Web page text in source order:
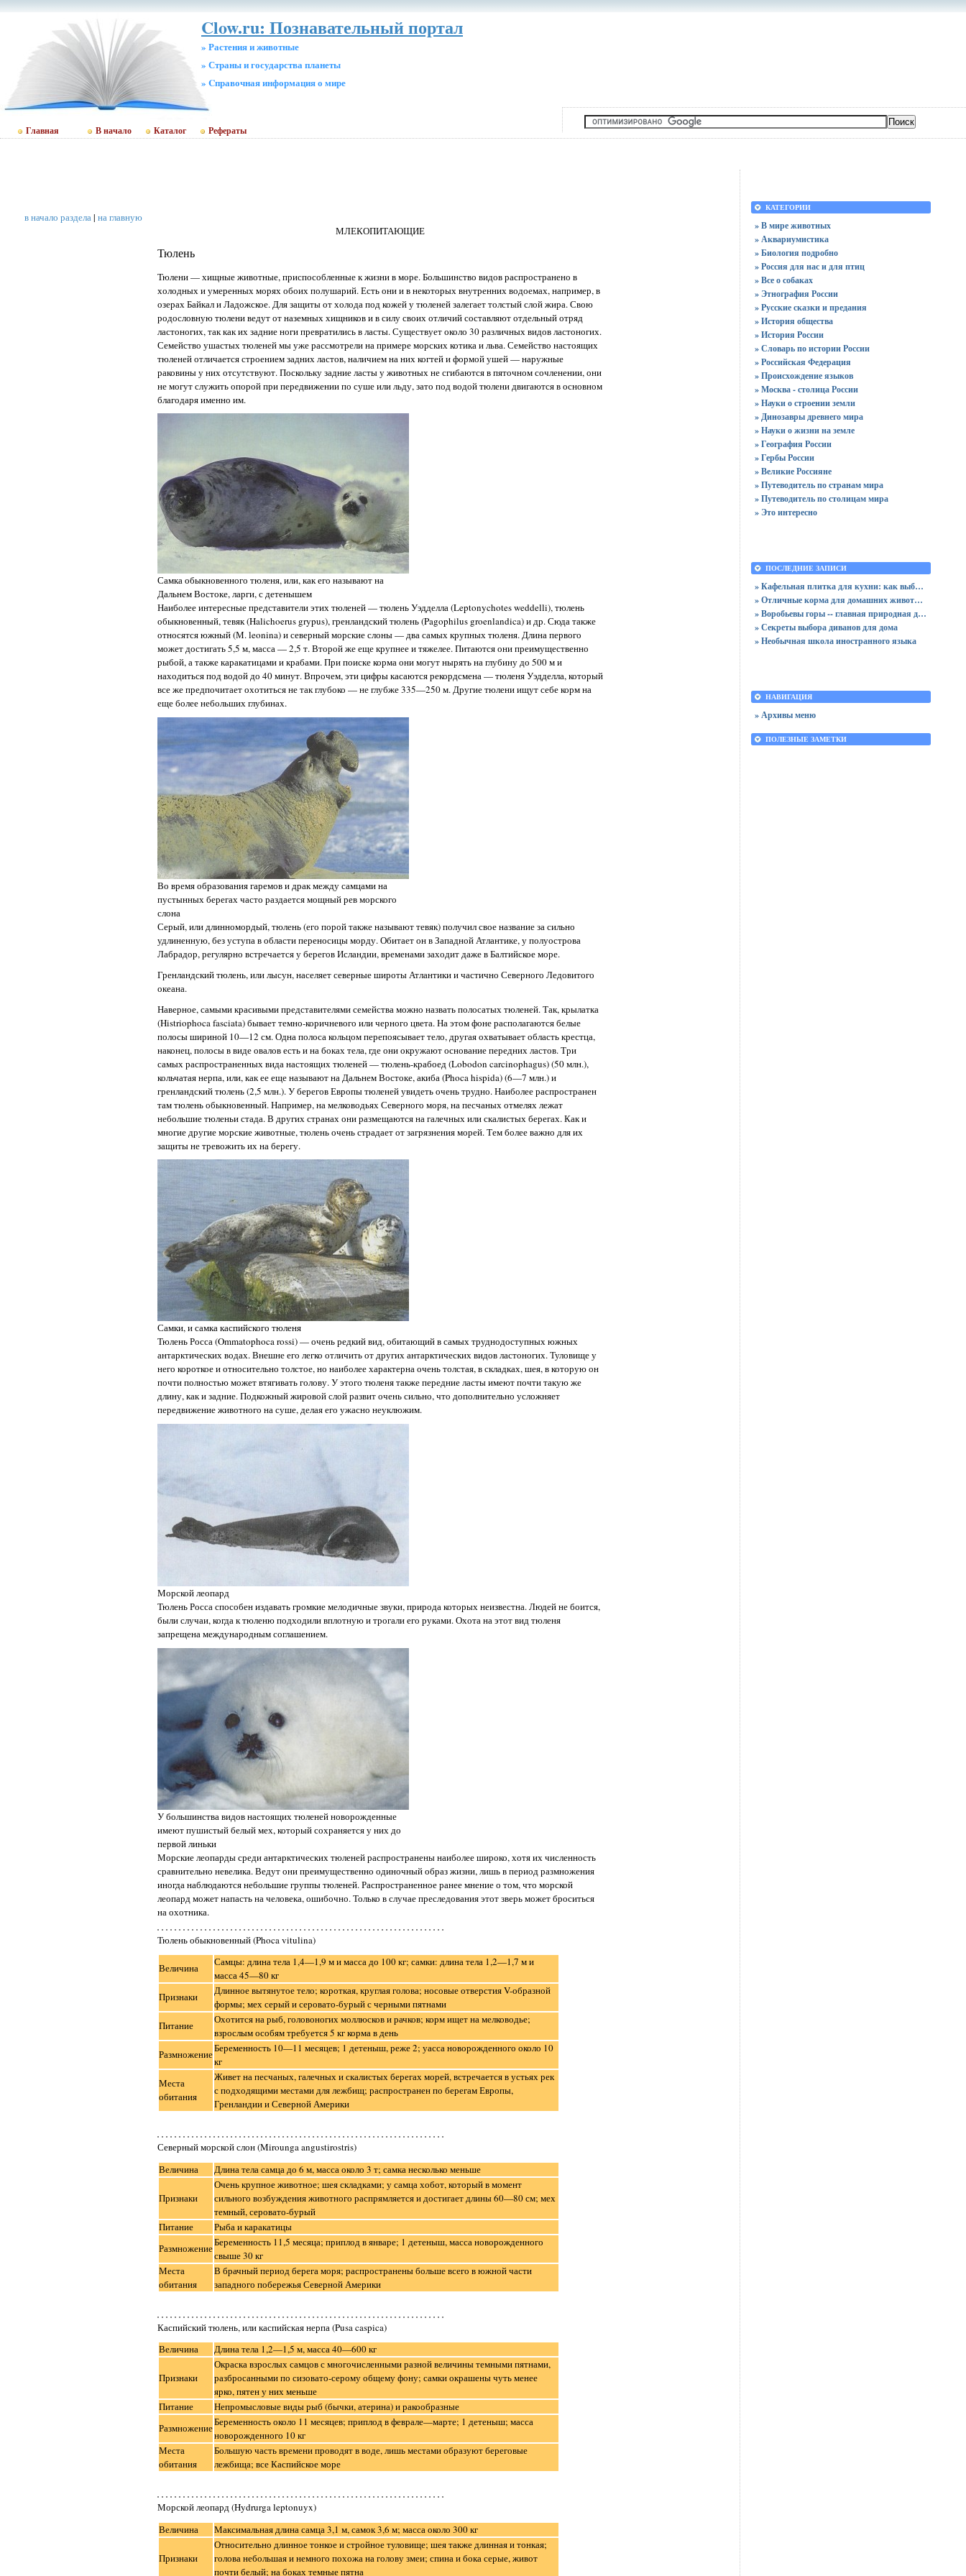
Clow.ru: Познавательный портал
» Растения и животные
» Страны и государства планеты
» Cправочная информация о мире
Главная В начало Каталог Рефераты
в начало раздела| на главную
МЛЕКОПИТАЮЩИЕ
Тюлень
Тюлени — хищные животные, приспособленные к жизни в море. Большинство видов распространено в
холодных и умеренных морях обоих полушарий. Есть они и в некоторых внутренних водоемах, например, в
озерах Байкал и Ладожское. Для защиты от холода под кожей у тюленей залегает толстый слой жира. Свою
родословную тюлени ведут от наземных хищников и в силу своих отличий составляют отдельный отряд
ластоногих, так как их задние ноги превратились в ласты. Существует около 30 различных видов ластоногих.
Семейство ушастых тюленей мы уже рассмотрели на примере морских котика и льва. Семейство настоящих
тюленей отличается строением задних ластов, наличием на них когтей и формой ушей — наружные
раковины у них отсутствуют. Поскольку задние ласты у животных не сгибаются в пяточном сочленении, они
не могут служить опорой при передвижении по суше или льду, зато под водой тюлени двигаются в основном
благодаря именно им.
Самка обыкновенного тюленя, или, как его называют на
Дальнем Востоке, ларги, с детенышем
Наиболее интересные представители этих тюленей — тюлень Уэдделла (Leptonychotes weddelli), тюлень
обыкновенный, тевяк (Halichoerus grypus), гренландский тюлень (Pagophilus groenlandica) и др. Сюда также
относятся южный (М. leonina) и северный морские слоны — два самых крупных тюленя. Длина первого
может достигать 5,5 м, масса — 2,5 т. Второй же еще крупнее и тяжелее. Питаются они преимущественно
рыбой, а также каракатицами и крабами. При поиске корма они могут нырять на глубину до 500 м и
находиться под водой до 40 минут. Впрочем, эти цифры касаются рекордсмена — тюленя Уэдделла, который
все же предпочитает охотиться не так глубоко — не глубже 335—250 м. Другие тюлени ищут себе корм на
еще более небольших глубинах.
Во время образования гаремов и драк между самцами на
пустынных берегах часто раздается мощный рев морского
слона
Серый, или длинномордый, тюлень (его порой также называют тевяк) получил свое название за сильно
удлиненную, без уступа в области переносицы морду. Обитает он в Западной Атлантике, у полуострова
Лабрадор, регулярно встречается у берегов Исландии, временами заходит даже в Балтийское море.
Гренландский тюлень, или лысун, населяет северные широты Атлантики и частично Северного Ледовитого
океана.
Наверное, самыми красивыми представителями семейства можно назвать полосатых тюленей. Так, крылатка
(Histriophoca fasciata) бывает темно-коричневого или черного цвета. На этом фоне располагаются белые
полосы шириной 10—12 см. Одна полоса кольцом перепоясывает тело, другая охватывает область крестца,
наконец, полосы в виде овалов есть и на боках тела, где они окружают основание передних ластов. Три
самых распространенных вида настоящих тюленей — тюлень-крабоед (Lobodon carcinophagus) (50 млн.),
кольчатая нерпа, или, как ее еще называют на Дальнем Востоке, акиба (Phoca hispida) (6—7 млн.) и
гренландский тюлень (2,5 млн.). У берегов Европы тюленей увидеть очень трудно. Наиболее распространен
там тюлень обыкновенный. Например, на мелководьях Северного моря, на песчаных отмелях лежат
небольшие тюленьи стада. В других странах они размещаются на галечных или скалистых берегах. Как и
многие другие морские животные, тюлень очень страдает от загрязнения морей. Тем более важно для их
защиты не тревожить их на берегу.
Самки, и самка каспийского тюленя
Тюлень Росса (Ommatophoca rossi) — очень редкий вид, обитающий в самых труднодоступных южных
антарктических водах. Внешне его легко отличить от других антарктических видов ластоногих. Туловище у
него короткое и относительно толстое, но наиболее характерна очень толстая, в складках, шея, в которую он
почти полностью может втягивать голову. У этого тюленя также передние ласты имеют почти такую же
длину, как и задние. Подкожный жировой слой развит очень сильно, что дополнительно усложняет
передвижение животного на суше, делая его ужасно неуклюжим.
Морской леопард
Тюлень Росса способен издавать громкие мелодичные звуки, природа которых неизвестна. Людей не боится,
были случаи, когда к тюленю подходили вплотную и трогали его руками. Охота на этот вид тюленя
запрещена международным соглашением.
У большинства видов настоящих тюленей новорожденные
имеют пушистый белый мех, который сохраняется у них до
первой линьки
Морские леопарды среди антарктических тюленей распространены наиболее широко, хотя их численность
сравнительно невелика. Ведут они преимущественно одиночный образ жизни, лишь в период размножения
иногда наблюдаются небольшие группы тюленей. Распространенное ранее мнение о том, что морской
леопард может напасть на человека, ошибочно. Только в случае преследования этот зверь может броситься
на охотника.
Тюлень обыкновенный (Phoca vitulina)
Величина
Самцы: длина тела 1,4—1,9 м и масса до 100 кг; самки: длина тела 1,2—1,7 м и
масса 45—80 кг
Признаки
Длинное вытянутое тело; короткая, круглая голова; носовые отверстия V-образной
формы; мех серый и серовато-бурый с черными пятнами
Питание
Охотится на рыб, головоногих моллюсков и рачков; корм ищет на мелководье;
взрослым особям требуется 5 кг корма в день
РазмножениеБеременность 10—11 месяцев; 1 детеныш, реже 2; уасса новорожденного около 10
кг
Места
обитания
Живет на песчаных, галечных и скалистых берегах морей, встречается в устьях рек
с подходящими местами для лежбищ; распространен по берегам Европы,
Гренландии и Северной Америки
Северный морской слон (Mirounga angustirostris)
Величина
Длина тела самца до 6 м, масса около 3 т; самка несколько меньше
Признаки
Очень крупное животное; шея складками; у самца хобот, который в момент
сильного возбуждения животного распрямляется и достигает длины 60—80 см; мех
темный, серовато-бурый
Питание
Рыба и каракатицы
РазмножениеБеременность 11,5 месяца; приплод в январе; 1 детеныш, масса новорожденного
свыше 30 кг
Места
обитания
В брачный период берега моря; распространены больше всего в южной части
западного побережья Северной Америки
Каспийский тюлень, или каспийская нерпа (Pusa caspica)
Величина
Длина тела 1,2—1,5 м, масса 40—600 кг
Признаки
Окраска взрослых самцов с многочисленными разной величины темными пятнами,
разбросанными по сизовато-серому общему фону; самки окрашены чуть менее
ярко, пятен у них меньше
Питание
Непромысловые виды рыб (бычки, атерина) и ракообразные
РазмножениеБеременность около 11 месяцев; приплод в феврале—марте; 1 детеныш; масса
новорожденного 10 кг
Места
обитания
Большую часть времени проводят в воде, лишь местами образуют береговые
лежбища; все Каспийское море
Морской леопард (Hydrurga leptonuyx)
Величина
Максимальная длина самца 3,1 м, самок 3,6 м; масса около 300 кг
Признаки
Относительно длинное тонкое и стройное туловище; шея также длинная и тонкая;
голова небольшая и немного похожа на голову змеи; спина и бока серые, живот
почти белый; на боках темные пятна
КАТЕГОРИИ
» В мире животных
» Аквариумистика
» Биология подробно
» Россия для нас и для птиц
» Все о собаках
» Этнография России
» Русские сказки и предания
» История общества
» История России
» Словарь по истории России
» Российская Федерация
» Происхождение языков
» Москва - столица России
» Науки о строении земли
» Динозавры древнего мира
» Науки о жизни на земле
» География России
» Гербы России
» Великие Россияне
» Путеводитель по странам мира
» Путеводитель по столицам мира
» Это интересно
ПОСЛЕДНИЕ ЗАПИСИ
» Кафельная плитка для кухни: как выбрать практичную отделку
» Отличные корма для домашних животных
» Воробьевы горы -- главная природная достопримечательность Москвы
» Секреты выбора диванов для дома
» Необычная школа иностранного языка
НАВИГАЦИЯ
» Архивы меню
ПОЛЕЗНЫЕ ЗАМЕТКИ